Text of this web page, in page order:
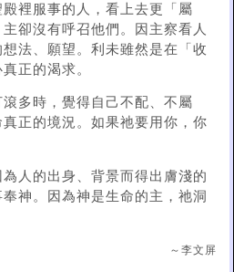
裡服事的人，看上去更「屬
卻沒有呼召他們。因主察看人
法、願望。利未雖然是在「收
正的渴求。
多時，覺得自己不配、不屬
正的境況。如果祂要用你，你
人的出身、背景而得出膚淺的
神。因為神是生命的主，祂洞
～李文屏